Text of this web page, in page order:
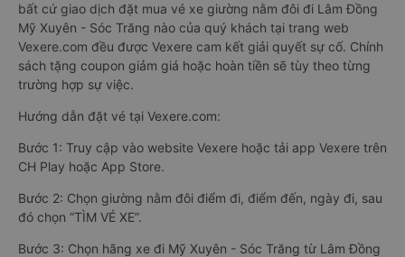
bất cứ giao dịch đặt mua vé xe giường nằm đôi đi Lâm Đồng
Mỹ Xuyên - Sóc Trăng nào của quý khách tại trang web
Vexere.com đều được Vexere cam kết giải quyết sự cố. Chính
sách tặng coupon giảm giá hoặc hoàn tiền sẽ tùy theo từng
trường hợp sự việc.
Hướng dẫn đặt vé tại Vexere.com:
Bước 1: Truy cập vào website Vexere hoặc tải app Vexere trên
CH Play hoặc App Store.
Bước 2: Chọn giường nằm đôi điểm đi, điểm đến, ngày đi, sau
đó chọn “TÌM VÉ XE”.
Bước 3: Chọn hãng xe đi Mỹ Xuyên - Sóc Trăng từ Lâm Đồng